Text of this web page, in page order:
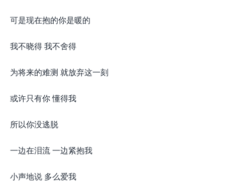
可是现在抱的你是暖的
我不晓得 我不舍得
为将来的难测 就放弃这一刻
或许只有你 懂得我
所以你没逃脱
一边在泪流 一边紧抱我
小声地说 多么爱我